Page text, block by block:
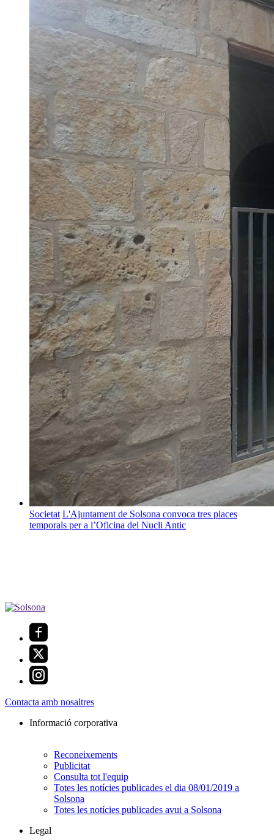
Societat L'Ajuntament de Solsona convoca tres places
temporals per a l’Oficina del Nucli Antic
Contacta amb nosaltres
Informació corporativa
Reconeixements
Publicitat
Consulta tot l'equip
Totes les notícies publicades el dia 08/01/2019 a
Solsona
Totes les notícies publicades avui a Solsona
Legal